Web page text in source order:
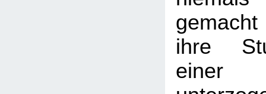
ihre
einer